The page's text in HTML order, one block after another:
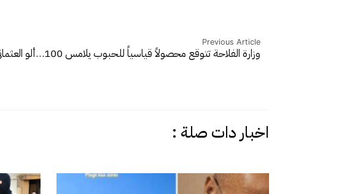
Previous Article
وزارة الفلاحة تتوقع محصولاً قياسياً للحبوب يلامس 100… ألو
اخبار دات صلة :